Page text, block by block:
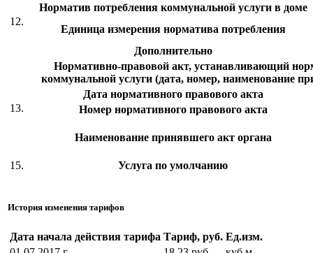
12.
Норматив потребления коммунальной услуги в доме
Единица измерения норматива потребления
Дополнительно
13.
Нормативно-правовой акт, устанавливающий
коммунальной услуги (дата, номер, наименование
Дата нормативного правового акта
Номер нормативного правового акта
Наименование принявшего акт органа
15. Услуга по умолчанию
История изменения тарифов
Дата начала действия тарифа Тариф, руб. Ед.изм.